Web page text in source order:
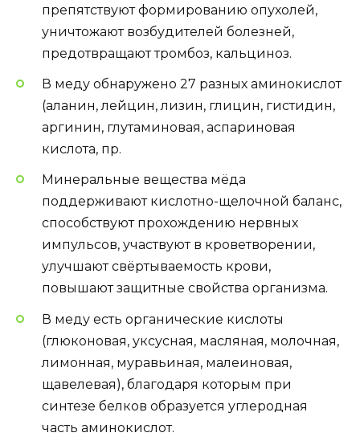
препятствуют формированию опухолей,
уничтожают возбудителей болезней,
предотвращают тромбоз, кальциноз.
В меду обнаружено 27 разных аминокислот
(аланин, лейцин, лизин, глицин, гистидин,
аргинин, глутаминовая, аспариновая
кислота, пр.
Минеральные вещества мёда
поддерживают кислотно-щелочной баланс,
способствуют прохождению нервных
импульсов, участвуют в кроветворении,
улучшают свёртываемость крови,
повышают защитные свойства организма.
В меду есть органические кислоты
(глюконовая, уксусная, масляная, молочная,
лимонная, муравьиная, малеиновая,
щавелевая), благодаря которым при
синтезе белков образуется углеродная
часть аминокислот.